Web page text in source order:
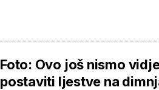
Foto: Ovo još nismo
postaviti ljestve na